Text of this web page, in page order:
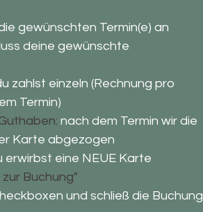
gewünschten Termin(e) an
deine gewünschte
zahlst einzeln (Rechnung pro
Termin)
nach dem Termin wir die
Karte abgezogen
erwirbst eine NEUE Karte
Buchung"
und schließ die Buchung